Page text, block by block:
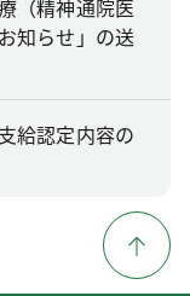
（精神通院医
知らせ」の送
給認定内容の